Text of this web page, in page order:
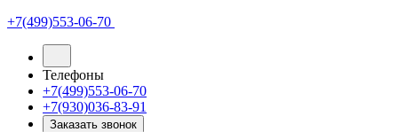
+7(499)553-06-70
Телефоны
+7(499)553-06-70
+7(930)036-83-91
Заказать звонок